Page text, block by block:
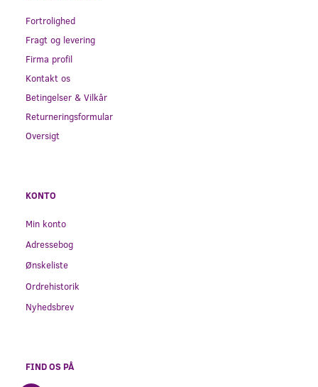
Fortrolighed
Fragt og levering
Firma profil
Kontakt os
Betingelser & Vilkår
Returneringsformular
Oversigt
KONTO
Min konto
Adressebog
Ønskeliste
Ordrehistorik
Nyhedsbrev
FIND OS PÅ